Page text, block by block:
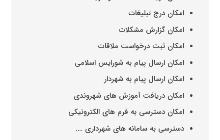
امکان درج تبلیغات
امکان گزارش مشکلات
امکان ثبت درخواست ملاقات
امکان ارسال پیام به شورایس اسلامی
امکان ارسال پیام به شهردار
امکان دریافت آموزش های شهروندی
امکان دسترسی به فرم های الکترونیکی
دسترسی به سامانه های شهرداری ….